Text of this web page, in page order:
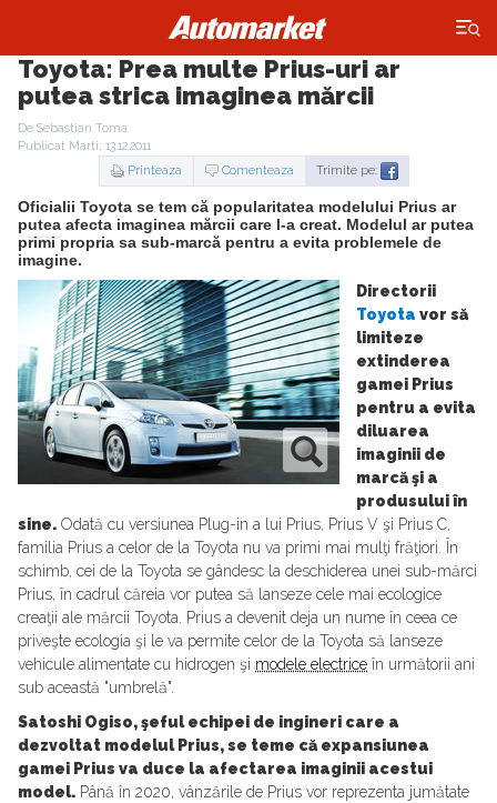
×
Toyota: Prea multe Prius-uri ar
putea strica imaginea mărcii
De Sebastian Toma
Publicat Marti, 13.12.2011
Printeaza
Comenteaza Trimite pe:
Oficialii Toyota se tem că popularitatea modelului Prius ar
putea afecta imaginea mărcii care l-a creat. Modelul ar putea
primi propria sa sub-marcă pentru a evita problemele de
imagine.
Directorii
Toyota vor să
limiteze
extinderea
gamei Prius
pentru a evita
diluarea
imaginii de
marcă şi a
produsului în
sine. Odată cu versiunea Plug-in a lui Prius, Prius V şi Prius C,
familia Prius a celor de la Toyota nu va primi mai mulţi frăţiori. În
schimb, cei de la Toyota se gândesc la deschiderea unei sub-mărci
Prius, în cadrul căreia vor putea să lanseze cele mai ecologice
creaţii ale mărcii Toyota. Prius a devenit deja un nume în ceea ce
priveşte ecologia şi le va permite celor de la Toyota să lanseze
vehicule alimentate cu hidrogen şi modele electrice în următorii ani
sub această "umbrelă".
Satoshi Ogiso, şeful echipei de ingineri care a
dezvoltat modelul Prius, se teme că expansiunea
gamei Prius va duce la afectarea imaginii acestui
model. Până în 2020, vânzările de Prius vor reprezenta jumătate